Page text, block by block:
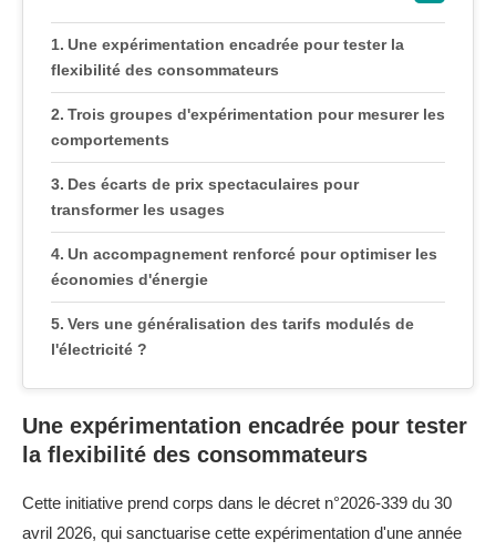
Une expérimentation encadrée pour tester la
flexibilité des consommateurs
Trois groupes d'expérimentation pour mesurer les
comportements
Des écarts de prix spectaculaires pour
transformer les usages
Un accompagnement renforcé pour optimiser les
économies d'énergie
Vers une généralisation des tarifs modulés de
l'électricité ?
Une expérimentation encadrée pour tester
la flexibilité des consommateurs
Cette initiative prend corps dans le décret n°2026-339 du 30
avril 2026, qui sanctuarise cette expérimentation d'une année